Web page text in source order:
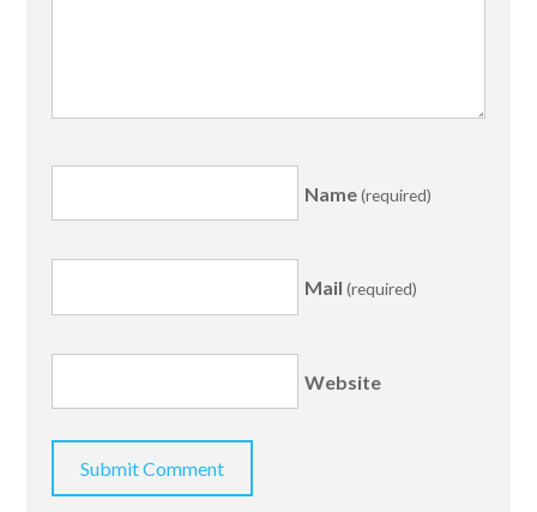
Name(required)
Mail (required)
Website